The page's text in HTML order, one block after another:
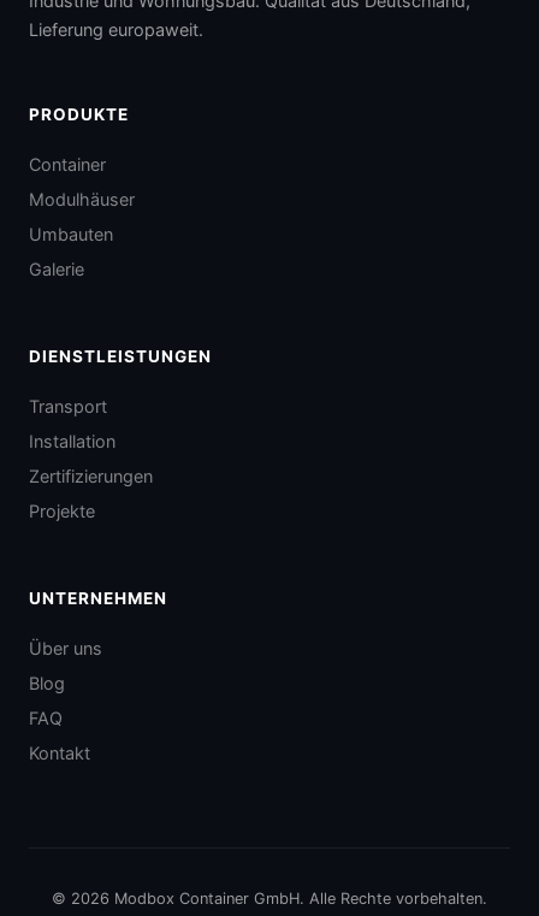
Lieferung europaweit.
PRODUKTE
Container
Modulhäuser
Umbauten
Galerie
DIENSTLEISTUNGEN
Transport
Installation
Zertifizierungen
Projekte
UNTERNEHMEN
Über uns
Blog
FAQ
Kontakt
© 2026 Modbox Container GmbH. Alle Rechte vorbehalten.